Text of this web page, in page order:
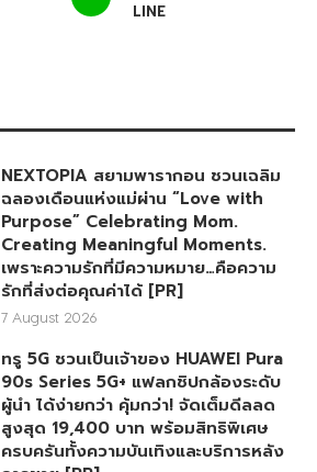
LINE
NEXTOPIA สยามพารากอน ชวนเฉลิม
ฉลองเดือนแห่งแม่ผ่าน “Love with
Purpose” Celebrating Mom.
Creating Meaningful Moments.
เพราะความรักที่มีความหมาย…คือความ
รักที่ส่งต่อคุณค่าได้ [PR]
7 August 2026
ทรู 5G ชวนเป็นเจ้าของ HUAWEI Pura
90s Series 5G+ แฟลกชิปกล้องระดับ
ผู้นำ ได้ง่ายกว่า คุ้มกว่า! จัดเต็มดีลลด
สูงสุด 19,400 บาท พร้อมสิทธิพิเศษ
ครบครันทั้งความบันเทิงและบริการหลัง